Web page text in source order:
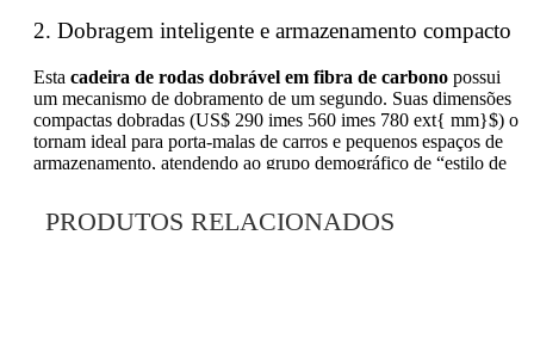
2. Dobragem inteligente e armazenamento compacto
Esta cadeira de rodas dobrável em fibra de carbono possui
um mecanismo de dobramento de um segundo. Suas dimensões
compactas dobradas (US$ 290 imes 560 imes 780 ext{ mm}$) o
tornam ideal para porta-malas de carros e pequenos espaços de
armazenamento, atendendo ao grupo demográfico de “estilo de
3. Mobilidade de viagem aprovada pela companhia
PRODUTOS RELACIONADOS